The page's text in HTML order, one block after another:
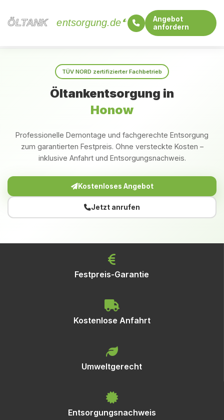
ÖLTANK
ÖLTANK entsorgung.de
Angebot
anfordern
TÜV NORD zertifizierter Fachbetrieb
Öltankentsorgung in
Honow
Professionelle Demontage und fachgerechte Entsorgung
zum garantierten Festpreis. Ohne versteckte Kosten –
inklusive Anfahrt und Entsorgungsnachweis.
Kostenloses Angebot
Jetzt anrufen
Festpreis-Garantie
Kostenlose Anfahrt
Umweltgerecht
Entsorgungsnachweis